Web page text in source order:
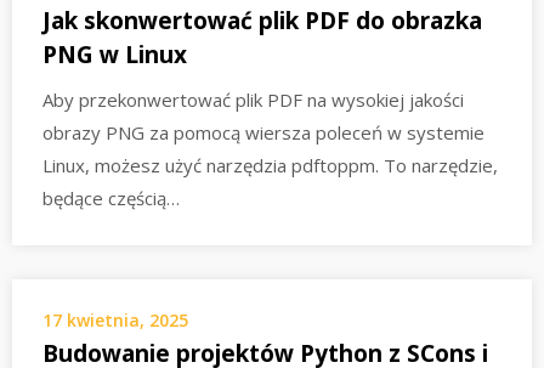
Jak skonwertować plik PDF do obrazka
PNG w Linux
Aby przekonwertować plik PDF na wysokiej jakości
obrazy PNG za pomocą wiersza poleceń w systemie
Linux, możesz użyć narzędzia pdftoppm. To narzędzie,
będące częścią…
17 kwietnia, 2025
Budowanie projektów Python z SCons i